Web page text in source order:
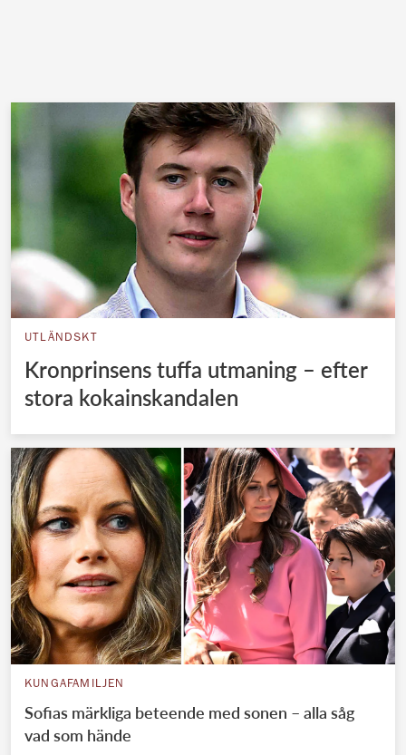
UTLÄNDSKT
Kronprinsens tuffa utmaning – efter
stora kokainskandalen
KUNGAFAMILJEN
Sofias märkliga beteende med sonen – alla såg
vad som hände